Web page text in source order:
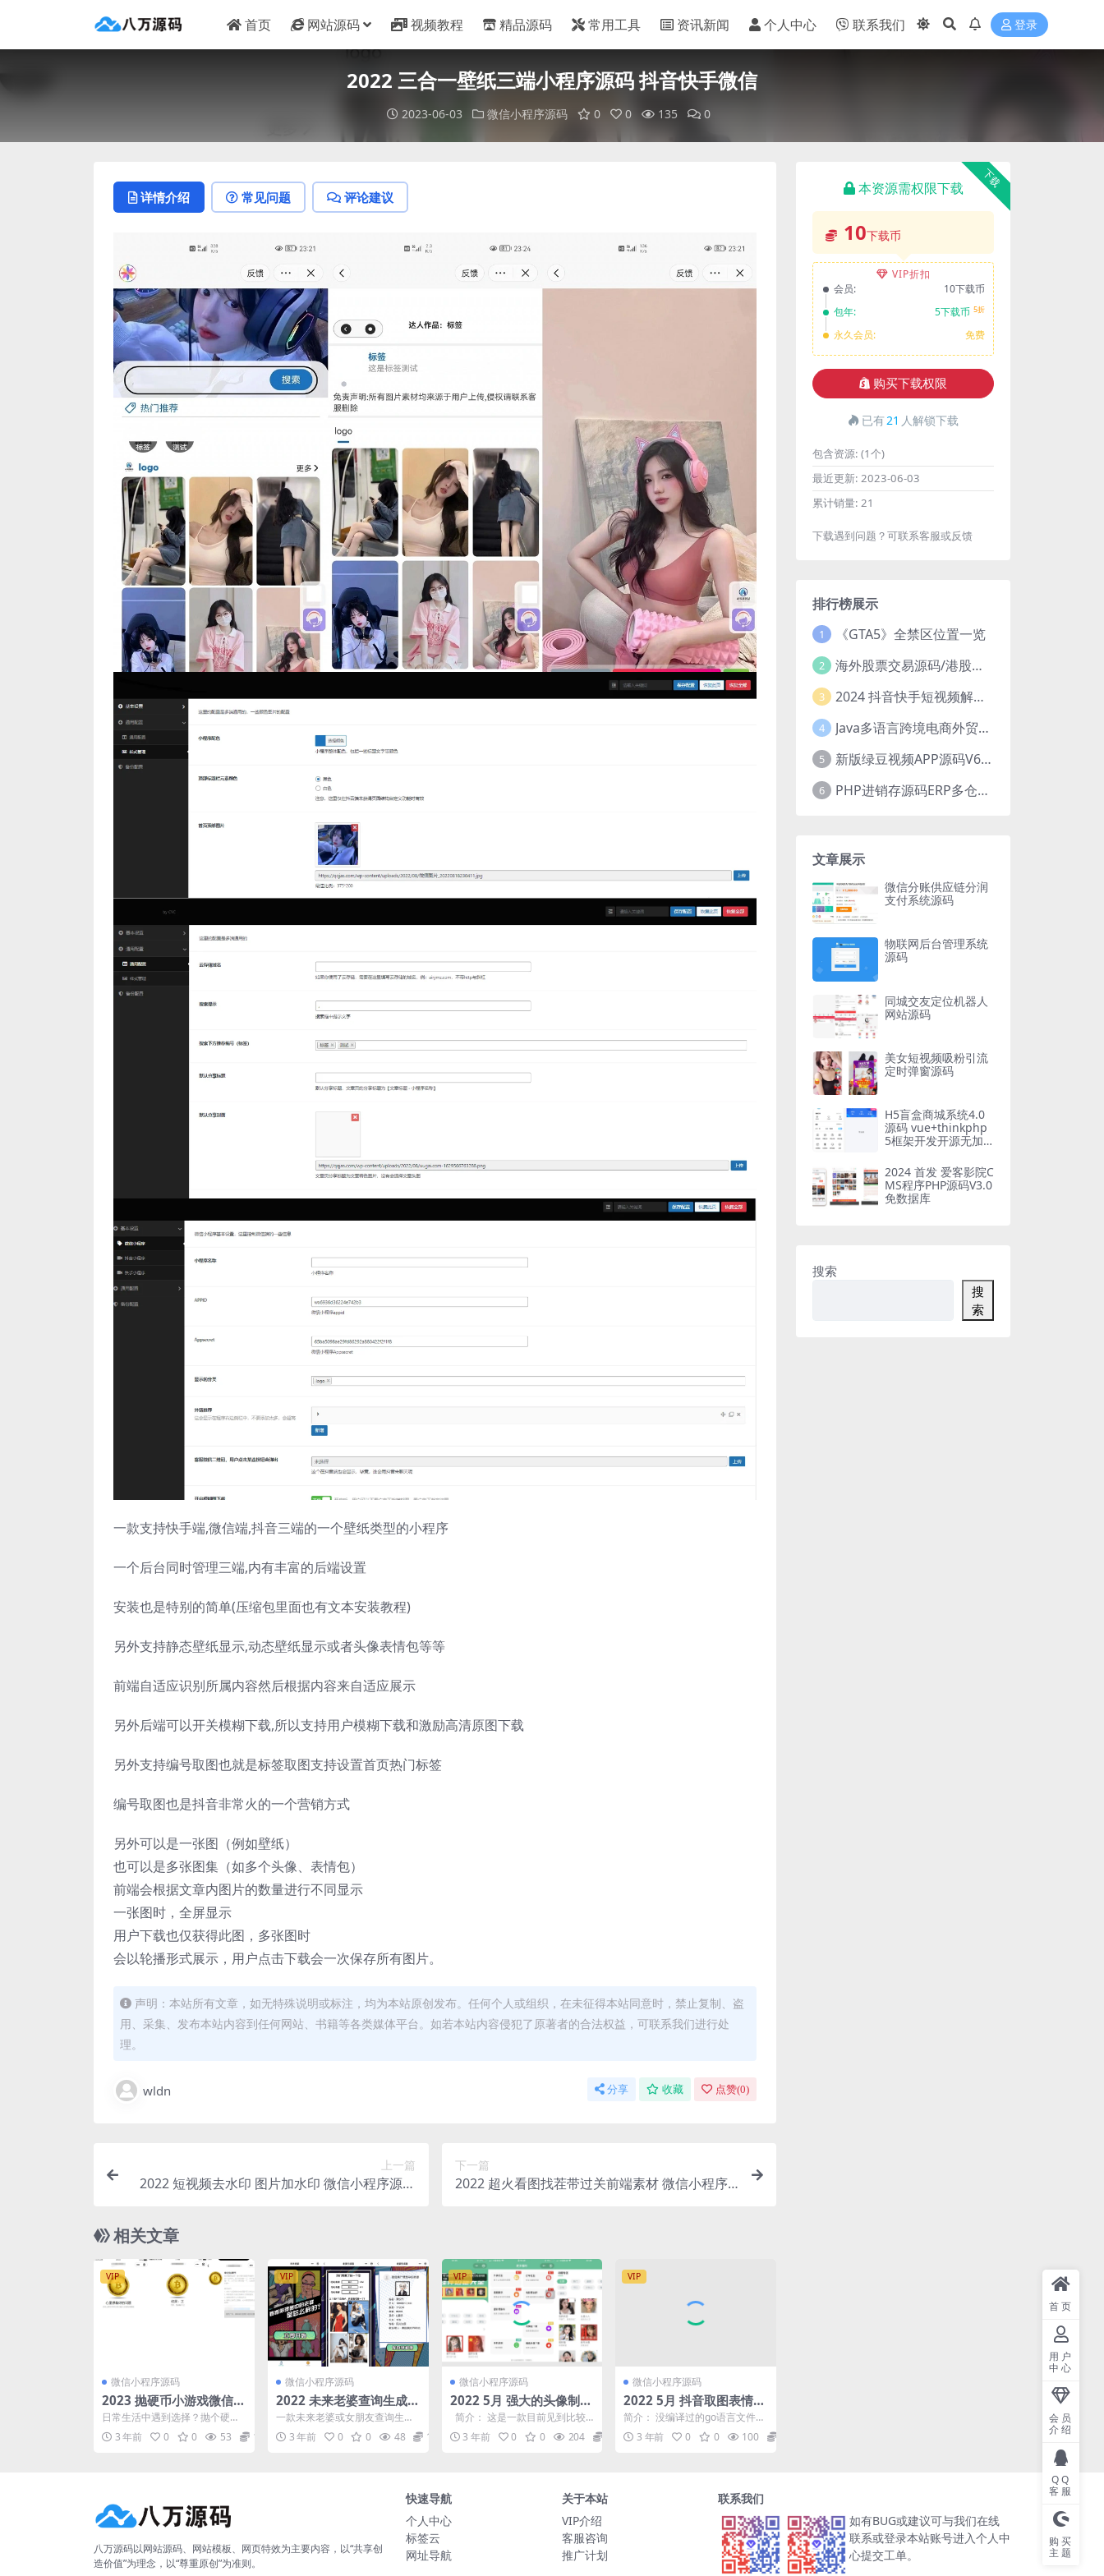
首页 网站源码 视频教程 精品源码 常用工具 资讯新闻 个人中心 联系我们 登录
2022 三合一壁纸三端小程序源码 抖音快手微信
2023-06-03 微信小程序源码 0 0 135 0
详情介绍 常见问题 评论建议
一款支持快手端,微信端,抖音三端的一个壁纸类型的小程序
一个后台同时管理三端,内有丰富的后端设置
安装也是特别的简单(压缩包里面也有文本安装教程)
另外支持静态壁纸显示,动态壁纸显示或者头像表情包等等
前端自适应识别所属内容然后根据内容来自适应展示
另外后端可以开关模糊下载,所以支持用户模糊下载和激励高清原图下载
另外支持编号取图也就是标签取图支持设置首页热门标签
编号取图也是抖音非常火的一个营销方式
另外可以是一张图（例如壁纸）
也可以是多张图集（如多个头像、表情包）
前端会根据文章内图片的数量进行不同显示
一张图时，全屏显示
用户下载也仅获得此图，多张图时
会以轮播形式展示，用户点击下载会一次保存所有图片。
声明：本站所有文章，如无特殊说明或标注，均为本站原创发布。任何个人或组织，在未征得本站同意时，禁止复制、盗
用、采集、发布本站内容到任何网站、书籍等各类媒体平台。如若本站内容侵犯了原著者的合法权益，可联系我们进行处
理。
wldn 分享 收藏 点赞(0)
上一篇
2022 短视频去水印 图片加水印 微信小程序源码
下一篇
2022 超火看图找茬带过关前端素材 微信小程序
相关文章
VIP
微信小程序源码
2023 抛硬币小游戏微信小
程序源码
日常生活中遇到选择？抛个硬币
看看天意吧！ 有了这个小程序，
起不起床拋一下，叫不叫...
3 年前 0 0 53 10
VIP
微信小程序源码
2022 未来老婆查询生成器
小程序源码
一款未来老婆或女朋友查询生成
器，玩法也就相当于类似之前很
火的一款重生模拟器一样，...
3 年前 0 0 48 10
VIP
微信小程序源码
2022 5月 强大的头像制作
神器 支持外卖CPS优惠劵
小程序源码
简介： 这是一款目前见到比较
丰富的头像制作小程序 拥有丰富
的模板,...
3 年前 0 0 204
VIP
微信小程序源码
2022 5月 抖音取图表情包
小程序 创作者入驻 流量主
简介： 没编译过的go语言文件，
没教程，需自行测试
3 年前 0 0 100
下载
本资源需权限下载
10下载币
VIP折扣
会员:
10下载币
包年:
5下载币 5折
永久会员: 免费
购买下载权限
已有21 人解锁下载
包含资源: (1个)
最近更新: 2023-06-03
累计销量: 21
下载遇到问题？可联系客服或反馈
排行榜展示
1 《GTA5》全禁区位置一览
2 海外股票交易源码/港股泰股/美股源码/印度股源码/马拉西亚股票源码/国际股票配资
3 2024 抖音快手短视频解析去水印php源码
4 Java多语言跨境电商外贸商城TikToKshop内嵌商城I商家入驻I一键铺
5 新版绿豆视频APP源码V6.6 免授权插件版
6 PHP进销存源码ERP多仓库管理系统 手机版进销存 php网络版进销存小程序
文章展示
微信分账供应链分润
支付系统源码
物联网后台管理系统
源码
同城交友定位机器人
网站源码
美女短视频吸粉引流
定时弹窗源码
H5盲盒商城系统4.0
源码 vue+thinkphp
5框架开发开源无加
2024 首发 爱客影院C
MS程序PHP源码V3.0
免数据库
搜索
搜
索
八万源码以网站源码、网站模板、网页特效为主要内容，以“共享创
造价值”为理念，以“尊重原创”为准则。
快速导航
个人中心
标签云
网址导航
关于本站
VIP介绍
客服咨询
推广计划
联系我们
如有BUG或建议可与我们在线
联系或登录本站账号进入个人中
心提交工单。
首页
用户
中心
会员
介绍
QQ
客服
购买
主题